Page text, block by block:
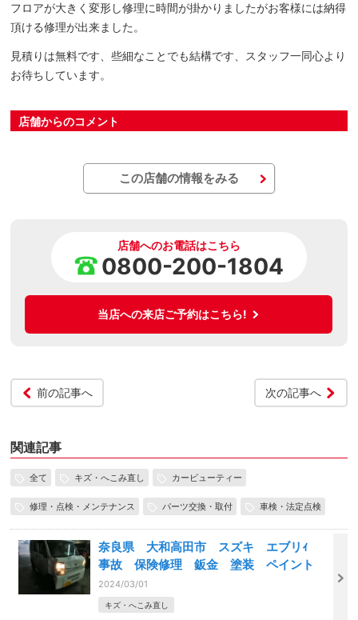
フロアが大きく変形し修理に時間が掛かりましたがお客様には納得
頂ける修理が出来ました。
見積りは無料です、些細なことでも結構です、スタッフ一同心より
お待ちしています。
店舗からのコメント
この店舗の情報をみる
店舗へのお電話はこちら
0800-200-1804
当店への来店ご予約はこちら!
前の記事へ 次の記事へ
関連記事
全て キズ・へこみ直し カービューティー
修理・点検・メンテナンス パーツ交換・取付 車検・法定点検
奈良県 大和高田市 スズキ エブリｨ
事故 保険修理 鈑金 塗装 ペイント
2024/03/01
キズ・へこみ直し